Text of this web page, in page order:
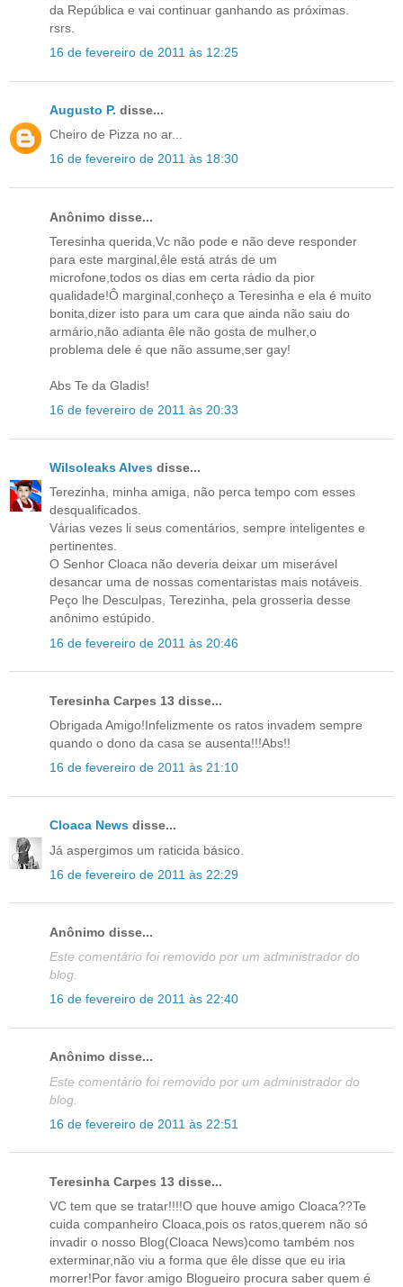
da República e vai continuar ganhando as próximas.
rsrs.
16 de fevereiro de 2011 às 12:25
Augusto P. disse...
Cheiro de Pizza no ar...
16 de fevereiro de 2011 às 18:30
Anônimo disse...
Teresinha querida,Vc não pode e não deve responder
para este marginal,êle está atrás de um
microfone,todos os dias em certa rádio da pior
qualidade!Ô marginal,conheço a Teresinha e ela é muito
bonita,dizer isto para um cara que ainda não saiu do
armário,não adianta êle não gosta de mulher,o
problema dele é que não assume,ser gay!
Abs Te da Gladis!
16 de fevereiro de 2011 às 20:33
Wilsoleaks Alves disse...
Terezinha, minha amiga, não perca tempo com esses
desqualificados.
Várias vezes li seus comentários, sempre inteligentes e
pertinentes.
O Senhor Cloaca não deveria deixar um miserável
desancar uma de nossas comentaristas mais notáveis.
Peço lhe Desculpas, Terezinha, pela grosseria desse
anônimo estúpido.
16 de fevereiro de 2011 às 20:46
Teresinha Carpes 13 disse...
Obrigada Amigo!Infelizmente os ratos invadem sempre
quando o dono da casa se ausenta!!!Abs!!
16 de fevereiro de 2011 às 21:10
Cloaca News disse...
Já aspergimos um raticida básico.
16 de fevereiro de 2011 às 22:29
Anônimo disse...
Este comentário foi removido por um administrador do
blog.
16 de fevereiro de 2011 às 22:40
Anônimo disse...
Este comentário foi removido por um administrador do
blog.
16 de fevereiro de 2011 às 22:51
Teresinha Carpes 13 disse...
VC tem que se tratar!!!!O que houve amigo Cloaca??Te
cuida companheiro Cloaca,pois os ratos,querem não só
invadir o nosso Blog(Cloaca News)como também nos
exterminar,não viu a forma que êle disse que eu iria
morrer!Por favor amigo Blogueiro procura saber quem é